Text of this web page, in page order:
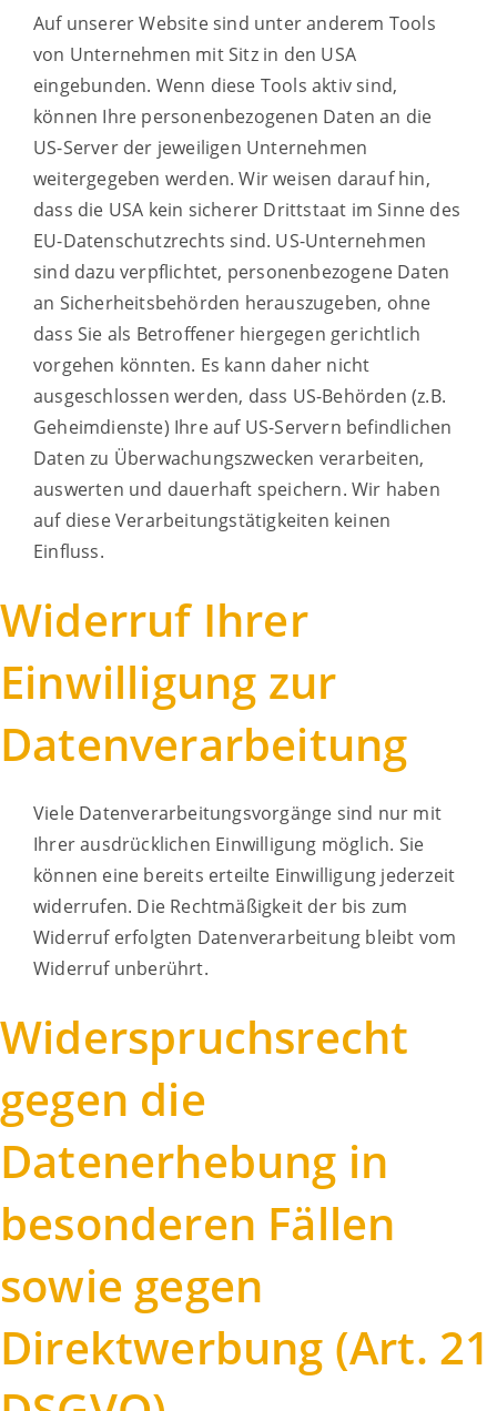
Auf unserer Website sind unter anderem Tools
von Unternehmen mit Sitz in den USA
eingebunden. Wenn diese Tools aktiv sind,
können Ihre personenbezogenen Daten an die
US-Server der jeweiligen Unternehmen
weitergegeben werden. Wir weisen darauf hin,
dass die USA kein sicherer Drittstaat im Sinne des
EU-Datenschutzrechts sind. US-Unternehmen
sind dazu verpflichtet, personenbezogene Daten
an Sicherheitsbehörden herauszugeben, ohne
dass Sie als Betroffener hiergegen gerichtlich
vorgehen könnten. Es kann daher nicht
ausgeschlossen werden, dass US-Behörden (z.B.
Geheimdienste) Ihre auf US-Servern befindlichen
Daten zu Überwachungszwecken verarbeiten,
auswerten und dauerhaft speichern. Wir haben
auf diese Verarbeitungstätigkeiten keinen
Einfluss.
Widerruf Ihrer
Einwilligung zur
Datenverarbeitung
Viele Datenverarbeitungsvorgänge sind nur mit
Ihrer ausdrücklichen Einwilligung möglich. Sie
können eine bereits erteilte Einwilligung jederzeit
widerrufen. Die Rechtmäßigkeit der bis zum
Widerruf erfolgten Datenverarbeitung bleibt vom
Widerruf unberührt.
Widerspruchsrecht
gegen die
Datenerhebung in
besonderen Fällen
sowie gegen
Direktwerbung (Art. 21